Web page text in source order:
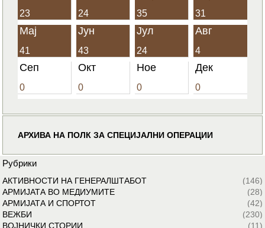
23 24 35 31
Мај
41
Јун
43
Јул
24
Авг
4
Сеп
0
Окт
0
Ное
0
Дек
0
АРХИВА НА ПОЛК ЗА СПЕЦИЈАЛНИ ОПЕРАЦИИ
Рубрики
АКТИВНОСТИ НА ГЕНЕРАЛШТАБОТ
(146)
АРМИЈАТА ВО МЕДИУМИТЕ
(28)
АРМИЈАТА И СПОРТОТ
(42)
ВЕЖБИ
(230)
ВОЈНИЧКИ СТОРИИ
(11)